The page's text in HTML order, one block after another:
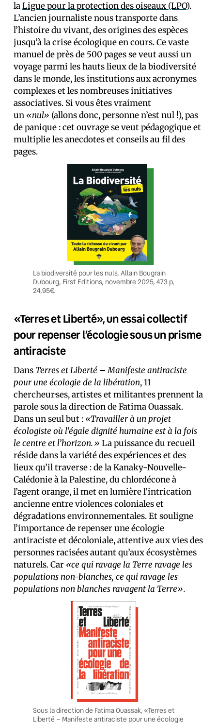
laLigue pour la protection des oiseaux (LPO).
L’ancien journaliste nous transporte dans
l’histoire du vivant, des origines des espèces
jusqu’à la crise écologique en cours. Ce vaste
manuel de près de 500 pages se veut aussi un
voyage parmi les hauts lieux de la biodiversité
dans le monde, les institutions aux acronymes
complexes et les nombreuses initiatives
associatives. Si vous êtes vraiment
un «nul» (allons donc, personne n’est nul !), pas
de panique : cet ouvrage se veut pédagogique et
multiplie les anecdotes et conseils au fil des
pages.
La biodiversité pour les nuls, Allain Bougrain
Dubourg, First Editions, novembre 2025, 473 p,
24,95€.
«Terres et Liberté», un essai collectif
pour repenser l’écologie sous un prisme
antiraciste
Dans Terres et Liberté – Manifeste antiraciste
pour une écologie de la libération, 11
chercheur·ses, artistes et militant·es prennent la
parole sous la direction de Fatima Ouassak.
Dans un seul but : «Travailler à un projet
écologiste où l’égale dignité humaine est à la fois
le centre et l’horizon.» La puissance du recueil
réside dans la variété des expériences et des
lieux qu’il traverse : de la Kanaky-Nouvelle-
Calédonie à la Palestine, du chlordécone à
l’agent orange, il met en lumière l’intrication
ancienne entre violences coloniales et
dégradations environnementales. Et souligne
l’importance de repenser une écologie
antiraciste et décoloniale, attentive aux vies des
personnes racisées autant qu’aux écosystèmes
naturels. Car «ce qui ravage la Terre ravage les
populations non-blanches, ce qui ravage les
populations non blanches ravagent la Terre».
Sous la direction de Fatima Ouassak, «Terres et
Liberté – Manifeste antiraciste pour une écologie